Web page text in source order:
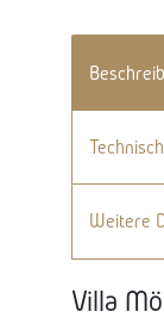
Weitere
Villa